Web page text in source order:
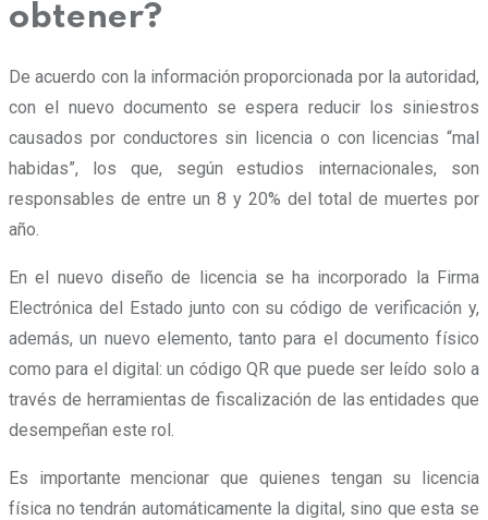
obtener?
De acuerdo con la información proporcionada por la autoridad,
con el nuevo documento se espera reducir los siniestros
causados por conductores sin licencia o con licencias “mal
habidas”, los que, según estudios internacionales, son
responsables de entre un 8 y 20% del total de muertes por
año.
En el nuevo diseño de licencia se ha incorporado la Firma
Electrónica del Estado junto con su código de verificación y,
además, un nuevo elemento, tanto para el documento físico
como para el digital: un código QR que puede ser leído solo a
través de herramientas de fiscalización de las entidades que
desempeñan este rol.
Es importante mencionar que quienes tengan su licencia
física no tendrán automáticamente la digital, sino que esta se